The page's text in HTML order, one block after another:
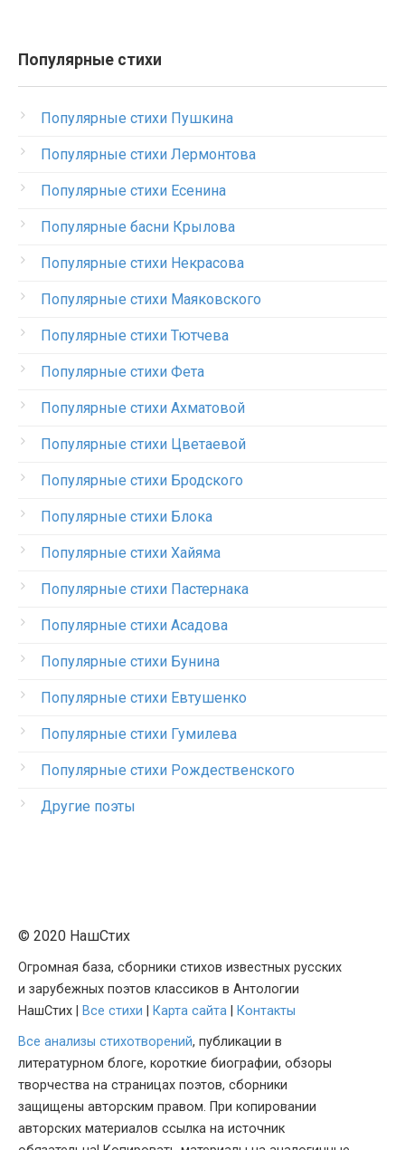
Популярные стихи
Популярные стихи Пушкина
Популярные стихи Лермонтова
Популярные стихи Есенина
Популярные басни Крылова
Популярные стихи Некрасова
Популярные стихи Маяковского
Популярные стихи Тютчева
Популярные стихи Фета
Популярные стихи Ахматовой
Популярные стихи Цветаевой
Популярные стихи Бродского
Популярные стихи Блока
Популярные стихи Хайяма
Популярные стихи Пастернака
Популярные стихи Асадова
Популярные стихи Бунина
Популярные стихи Евтушенко
Популярные стихи Гумилева
Популярные стихи Рождественского
Другие поэты
© 2020 НашСтих
Огромная база, сборники стихов известных русских
и зарубежных поэтов классиков в Антологии
НашСтих |
Все стихи Карта сайта
Контакты
Все анализы стихотворений, публикации в
литературном блоге, короткие биографии, обзоры
творчества на страницах поэтов, сборники
защищены авторским правом. При копировании
авторских материалов ссылка на источник